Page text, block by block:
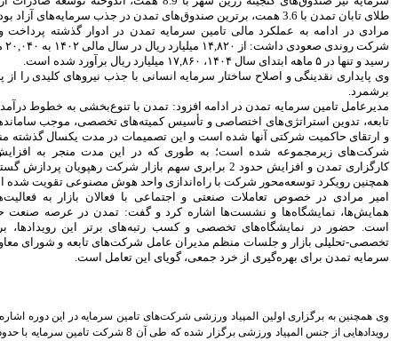
سود خالص 11.633 میلیارد ریالی
بانک پاسارگاد در سال 94
اقتصاد مقاومتی تنها راه درمان
اقتصاد ایران است
کردند
بیمه کوثر و موسسه اعتباری کوثر
به مشتریان یکدیگر خدمات می
دهند
بانک شهر هیچ گونه وابستگی به
شهرداری تهران ندارد
برای بانک شدن لازم باشد
افزایش سرمایه می دهیم
اوراق رهنی؛ نقطه اتصال بازار
پول و سرمایه برای تامین مالی
استعفا مدیرعامل بانک دی
در ادوار گذشته پرداخت و گفت: سود خالص
شرکت روندی صعودی داشت: از ۱۴,۸۲۰ میلیارد ریال در سال مالی ۱۴۰۲ به ۲۰,۰۴۰ میلیارد ریال در ۱۴۰۳
نیروهای کلیدی را از پایه‌های این موفقیت
تنوع‌بخشی به خطوط درآمدی خود و شرکت‌های
تخصصی، موجب ساماندهی شرکت‌های تابعه
مدت یکسال گذشته منجر به بهبود عملکرد
مدت منجر به افزایش سوددهی شرکت
2 برابری سهم بازار شرکت رهپویان پردازش گستر صحرا شده است.
هوش مصنوعی تقویت شده است.
بازار به فعالیت‌های این شرکت در
تمدن در عرصه صنعت حضوری فعال داشته
برتر این رویدادها، برگزاری نشست‌های
تابعه و شورای معاونین و مدیران تامین
است.
سرمایه در این دوره اشاره کرده و افزود: اجرای
رویدادهایی از جنس المپیاد ورزشی برگزار شده که طی آن 8 شرکت تامین سرمایه با حدود 300 ورزشکار با هم